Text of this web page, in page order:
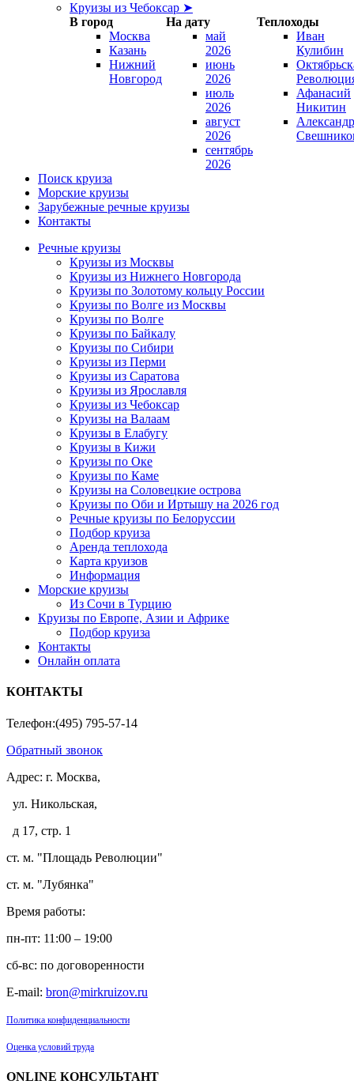
Круизы из Чебоксар ➤
В город
На дату
Теплоходы
Москва
Казань
Нижний
Новгород
май
2026
июнь
2026
июль
2026
август
2026
сентябрь
2026
Иван
Кулибин
Афанасий
Никитин
Александр
Поиск круиза
Морские круизы
Зарубежные речные круизы
Контакты
Речные круизы
Круизы из Москвы
Круизы из Нижнего Новгорода
Круизы по Золотому кольцу России
Круизы по Волге из Москвы
Круизы по Волге
Круизы по Байкалу
Круизы по Сибири
Круизы из Перми
Круизы из Саратова
Круизы из Ярославля
Круизы из Чебоксар
Круизы на Валаам
Круизы в Елабугу
Круизы в Кижи
Круизы по Оке
Круизы по Каме
Круизы на Соловецкие острова
Круизы по Оби и Иртышу на 2026 год
Речные круизы по Белоруссии
Подбор круиза
Аренда теплохода
Карта круизов
Информация
Морские круизы
Из Сочи в Турцию
Круизы по Европе, Азии и Африке
Подбор круиза
Контакты
Онлайн оплата
КОНТАКТЫ
Телефон:(495) 795-57-14
Обратный звонок
Адрес: г. Москва,
ул. Никольская,
д 17, стр. 1
ст. м. "Площадь Революции"
ст. м. "Лубянка"
Время работы:
пн-пт: 11:00 – 19:00
сб-вс: по договоренности
E-mail: bron@mirkruizov.ru
Политика конфиденциальности
Оценка условий труда
ONLINE КОНСУЛЬТАНТ